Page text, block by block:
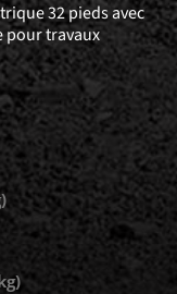
32 pieds avec
pour travaux